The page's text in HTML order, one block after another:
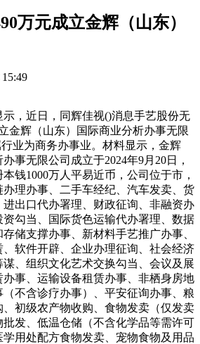
万元成立金辉（山东）
近日，同辉佳视()消息手艺股份无
金辉（山东）国际商业分析办事无限
业为商务办事业。材料显示，金辉
事无限公司成立于2024年9月20日，
钱1000万人平易近币，公司位于市，
理办事、二手车经纪、汽车发卖、货
出口代办署理、财政征询、非融资办
勾当、国际货色运输代办署理、数据
储支撑办事、新材料手艺推广办事、
软件开辟、企业办理征询、社会经济
、组织文化艺术交换勾当、会议及展
事、运输设备租赁办事、非栖身房地
不含诊疗办事）、平安征询办事、粮
初级农产物收购、食物发卖（仅发卖
发、低温仓储（不含化学品等需许可
用处配方食物发卖、宠物食物及用品